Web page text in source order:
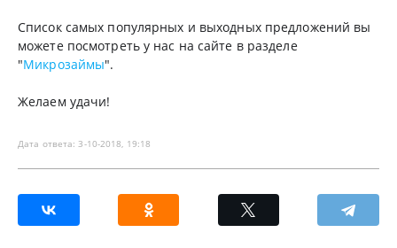
Список самых популярных и выходных предложений вы
можете посмотреть у нас на сайте в разделе
"Микрозаймы".
Желаем удачи!
Дата ответа: 3-10-2018, 19:18